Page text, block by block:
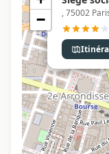
, 75002
−